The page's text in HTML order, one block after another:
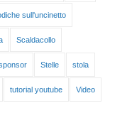
sull'uncinetto
Scaldacollo
Stelle stola
tutorial youtube Video